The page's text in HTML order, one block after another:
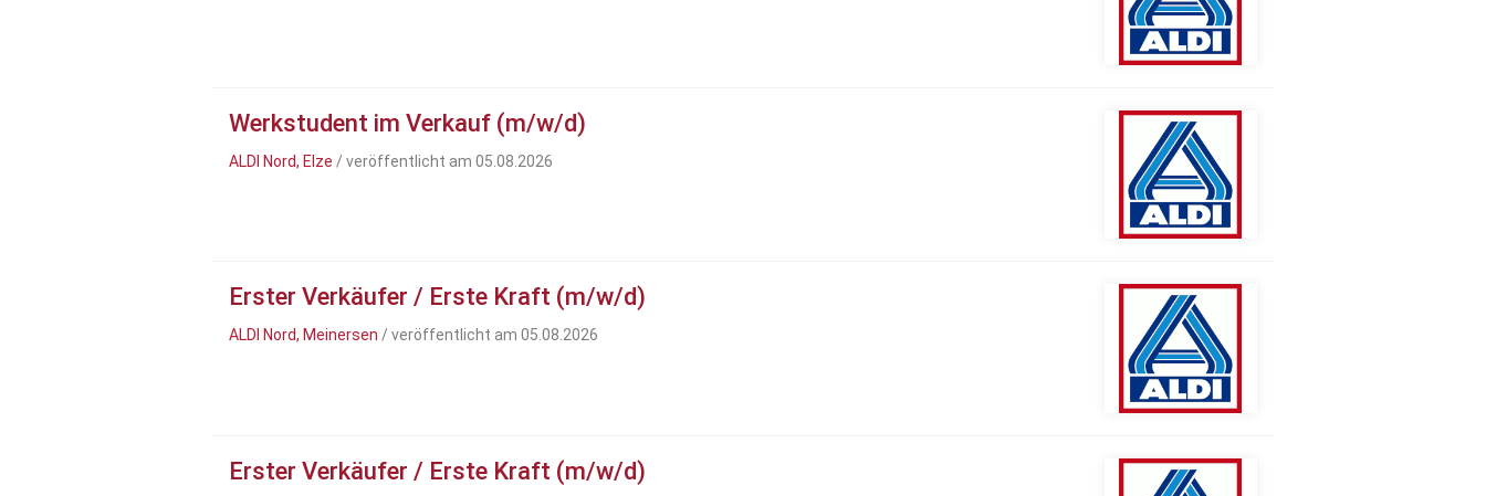
Werkstudent im Verkauf (m/w/d)
ALDI Nord, Elze / veröffentlicht am 05.08.2026
Erster Verkäufer / Erste Kraft (m/w/d)
ALDI Nord, Meinersen / veröffentlicht am 05.08.2026
Erster Verkäufer / Erste Kraft (m/w/d)